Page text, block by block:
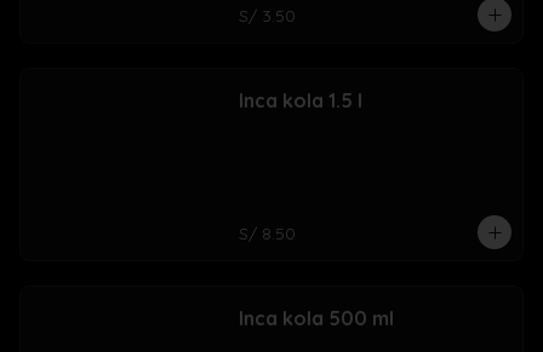
S/ 3.50
Inca kola 1.5 l
S/ 8.50
Inca kola 500 ml